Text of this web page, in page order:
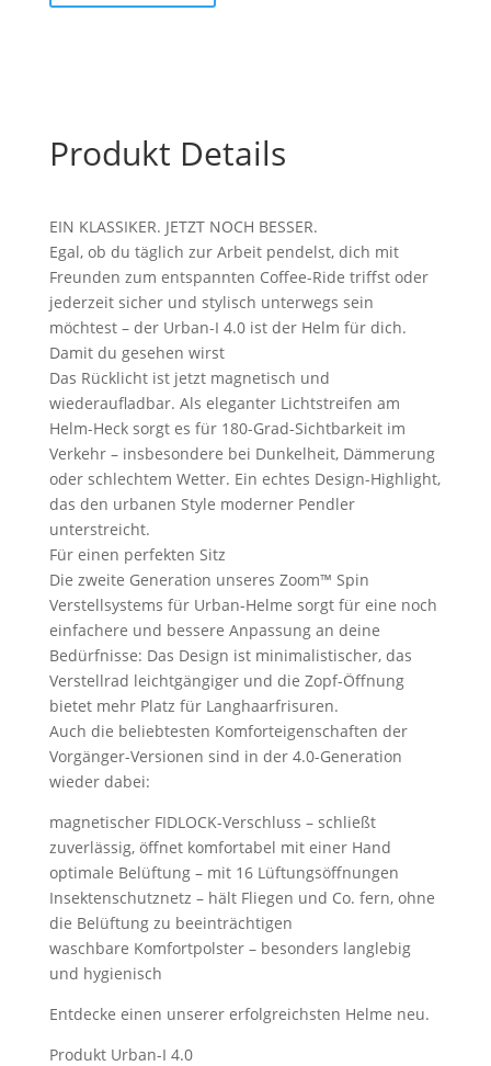
4.0
cm
Produkt Details
EIN KLASSIKER. JETZT NOCH BESSER.
Egal, ob du täglich zur Arbeit pendelst, dich mit
Freunden zum entspannten Coffee-Ride triffst oder
jederzeit sicher und stylisch unterwegs sein
möchtest – der Urban-I 4.0 ist der Helm für dich.
Damit du gesehen wirst
Das Rücklicht ist jetzt magnetisch und
wiederaufladbar. Als eleganter Lichtstreifen am
Helm-Heck sorgt es für 180-Grad-Sichtbarkeit im
Verkehr – insbesondere bei Dunkelheit, Dämmerung
oder schlechtem Wetter. Ein echtes Design-Highlight,
das den urbanen Style moderner Pendler
unterstreicht.
Für einen perfekten Sitz
Die zweite Generation unseres Zoom™ Spin
Verstellsystems für Urban-Helme sorgt für eine noch
einfachere und bessere Anpassung an deine
Bedürfnisse: Das Design ist minimalistischer, das
Verstellrad leichtgängiger und die Zopf-Öffnung
bietet mehr Platz für Langhaarfrisuren.
Auch die beliebtesten Komforteigenschaften der
Vorgänger-Versionen sind in der 4.0-Generation
wieder dabei:
magnetischer FIDLOCK-Verschluss – schließt
zuverlässig, öffnet komfortabel mit einer Hand
optimale Belüftung – mit 16 Lüftungsöffnungen
Insektenschutznetz – hält Fliegen und Co. fern, ohne
die Belüftung zu beeinträchtigen
waschbare Komfortpolster – besonders langlebig
und hygienisch
Entdecke einen unserer erfolgreichsten Helme neu.
Produkt Urban-I 4.0